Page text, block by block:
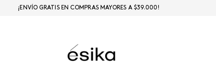
¡ENVÍO GRATIS EN COMPRAS MAYORES A $39.000!